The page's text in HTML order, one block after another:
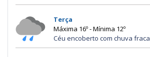
Terça
Máxima 16º - Mínima 12º
Céu encoberto com chuva fraca